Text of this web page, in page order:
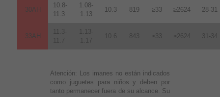
30AH
10.8-
11.3
1.08-
1.13
10.3 819 ≥33 ≥2624 28-31
33AH
11.3-
11.7
1.13-
1.17
10.6 843 ≥33 ≥2624 31-34
Atención: Los imanes no están indicados
como juguetes para niños y deben por
tanto permanecer fuera de su alcance. Su